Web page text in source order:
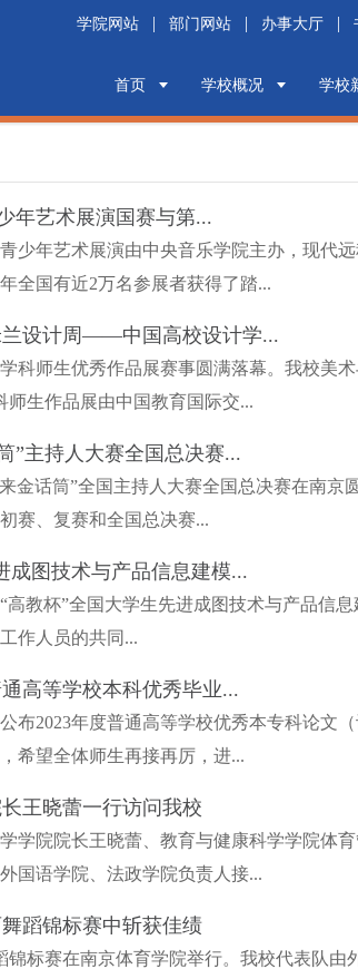
学院网站 | 部门网站 | 办事大厅 |
首页 学校概况 学校
年艺术展演国赛与第...
少年艺术展演由中央音乐学院主办，现代
全国有近2万名参展者获得了踏...
兰设计周——中国高校设计学...
师生优秀作品展赛事圆满落幕。我校美
生作品展由中国教育国际交...
”主持人大赛全国总决赛...
金话筒”全国主持人大赛全国总决赛在南
赛、复赛和全国总决赛...
成图技术与产品信息建模...
高教杯”全国大学生先进成图技术与产品信
作人员的共同...
高等学校本科优秀毕业...
布2023年度普通高等学校优秀本专科论文
希望全体师生再接再厉，进...
王晓蕾一行访问我校
学院院长王晓蕾、教育与健康科学学院体
国语学院、法政学院负责人接...
蹈锦标赛中斩获佳绩
锦标赛在南京体育学院举行。我校代表队